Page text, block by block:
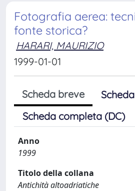
Fotografia aerea:
fonte storica?
HARARI, MAURIZIO
1999-01-01
Scheda breve
Scheda completa (DC)
Anno
1999
Titolo della collana
Antichità altoadriatiche